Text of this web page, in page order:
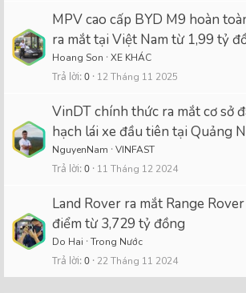
MPV cao cấp BYD M9 hoàn
ra mắt tại Việt Nam từ 1,99 tỷ
Hoang Son XE KHÁC
Trả lời 0 12 Tháng 11 2025
VinDT chính thức ra mắt cơ sở
hạch lái xe đầu tiên tại Quảng
NguyenNam VINFAST
Trả lời 0 11 Tháng 12 2024
Land Rover ra mắt Range
điểm từ 3,729 tỷ đồng
Do Hai Trong Nước
Trả lời 0 22 Tháng 11 2024